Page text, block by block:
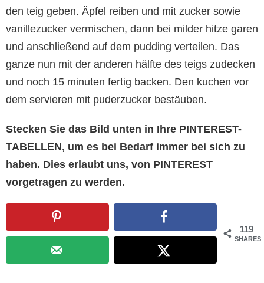
den teig geben. Äpfel reiben und mit zucker sowie
vanillezucker vermischen, dann bei milder hitze garen
und anschließend auf dem pudding verteilen. Das
ganze nun mit der anderen hälfte des teigs zudecken
und noch 15 minuten fertig backen. Den kuchen vor
dem servieren mit puderzucker bestäuben.
Stecken Sie das Bild unten in Ihre PINTEREST-
TABELLEN, um es bei Bedarf immer bei sich zu
haben. Dies erlaubt uns, von PINTEREST
vorgetragen zu werden.
119
SHARES